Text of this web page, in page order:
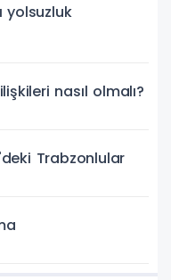
yolsuzluk
nasıl olmalı?
Trabzonlular